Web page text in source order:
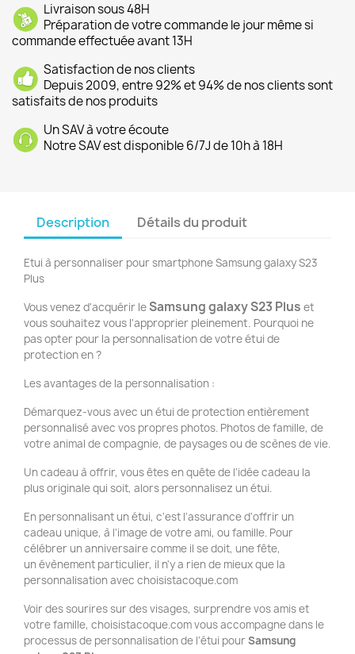
Livraison sous 48H
Préparation de votre commande le jour même si
commande effectuée avant 13H
Satisfaction de nos clients
Depuis 2009, entre 92% et 94% de nos clients sont
satisfaits de nos produits
Un SAV à votre écoute
Notre SAV est disponible 6/7J de 10h à 18H
Description Détails du produit
Etui à personnaliser pour smartphone Samsung galaxy S23
Plus
Vous venez d'acquérir leSamsung galaxy S23 Plus et
vous souhaitez vous l'approprier pleinement. Pourquoi ne
pas opter pour la personnalisation de votre étui de
protection en ?
Les avantages de la personnalisation :
Démarquez-vous avec un étui de protection entièrement
personnalisé avec vos propres photos. Photos de famille, de
votre animal de compagnie, de paysages ou de scènes de vie.
Un cadeau à offrir, vous êtes en quête de l'idée cadeau la
plus originale qui soit, alors personnalisez un étui.
En personnalisant un étui, c'est l'assurance d'offrir un
cadeau unique, à l'image de votre ami, ou famille. Pour
célébrer un anniversaire comme il se doit, une fête,
un évènement particulier, il n'y a rien de mieux que la
personnalisation avec choisistacoque.com
Voir des sourires sur des visages, surprendre vos amis et
votre famille, choisistacoque.com vous accompagne dans le
processus de personnalisation de l'étui pour Samsung